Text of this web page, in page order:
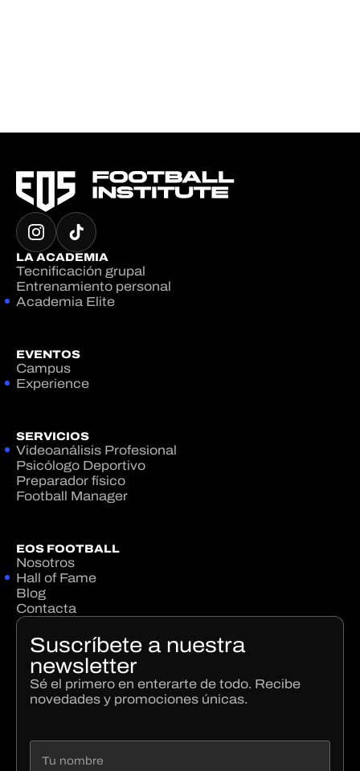
LA ACADEMIA
Tecnificación grupal
Entrenamiento personal
Academia Elite
EVENTOS
Campus
Experience
SERVICIOS
Videoanálisis Profesional
Psicólogo Deportivo
Preparador físico
Football Manager
EOS FOOTBALL
Nosotros
Hall of Fame
Blog
Contacta
Suscríbete a nuestra
newsletter
Sé el primero en enterarte de todo. Recibe
novedades y promociones únicas.